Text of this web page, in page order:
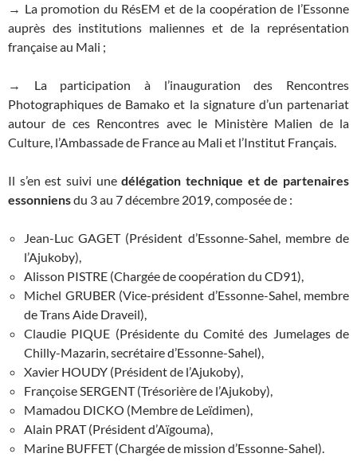
→ La promotion du RésEM et de la coopération de l’Essonne
auprès des institutions maliennes et de la représentation
française au Mali ;
→ La participation à l’inauguration des Rencontres
Photographiques de Bamako et la signature d’un partenariat
autour de ces Rencontres avec le Ministère Malien de la
Culture, l’Ambassade de France au Mali et l’Institut Français.
Il s’en est suivi unedélégation technique et de partenaires
essonniensdu 3 au 7 décembre 2019, composée de :
Jean-Luc GAGET (Président d’Essonne-Sahel, membre de
l’Ajukoby),
Alisson PISTRE (Chargée de coopération du CD91),
Michel GRUBER (Vice-président d’Essonne-Sahel, membre
de Trans Aide Draveil),
Claudie PIQUE (Présidente du Comité des Jumelages de
Chilly-Mazarin, secrétaire d’Essonne-Sahel),
Xavier HOUDY (Président de l’Ajukoby),
Françoise SERGENT (Trésorière de l’Ajukoby),
Mamadou DICKO (Membre de Leïdimen),
Alain PRAT (Président d’Aïgouma),
Marine BUFFET (Chargée de mission d’Essonne-Sahel).